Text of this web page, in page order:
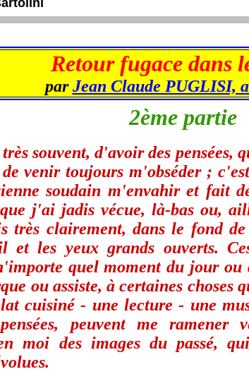
Bartolini
Retour fugace dans
parJean Claude PUGLISI,
2ème partie
souvent, d'avoir des pensées,
venir toujours m'obséder ;
soudain m'envahir et fait
j'ai jadis vécue, là-bas ou,
très clairement, dans le fond
et les yeux grands ouverts.
quel moment du jour
ou assiste, à certaines choses
cuisiné - une lecture - une
peuvent me
moi des images du passé,